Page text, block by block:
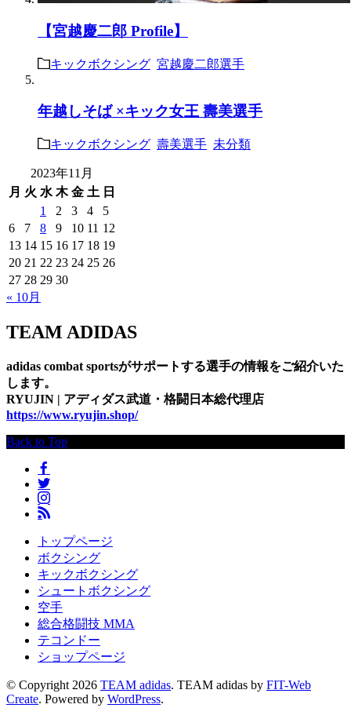
【宮越慶二郎 Profile】
キックボクシング 宮越慶二郎選手
年越しそば ×キック女王 壽美選手
キックボクシング 壽美選手 未分類
2023年11月
月 火 水 木 金 土 日
1
2 3 4
5
6
7 8 9 10 11 12
13 14 15 16 17 18 19
20 21 22 23 24 25 26
27 28 29 30
« 10月
TEAM ADIDAS
adidas combat sportsがサポートする選手の情報をご紹介いた
します。
RYUJIN | アディダス武道・格闘日本総代理店
https://www.ryujin.shop/
Back to Top
トップページ
ボクシング
キックボクシング
シュートボクシング
空手
総合格闘技 MMA
テコンドー
ショップページ
© Copyright 2026 TEAM adidas. TEAM adidas by FIT-Web
Create. Powered by WordPress.